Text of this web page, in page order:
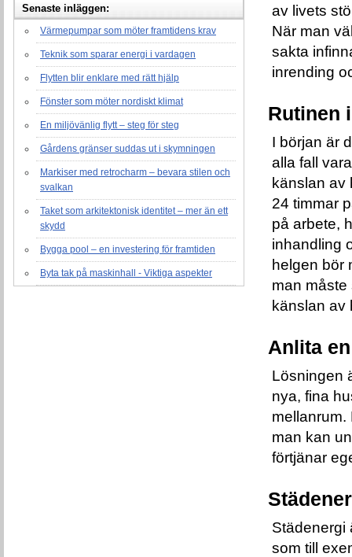
Senaste inläggen:
Värmepumpar som möter framtidens krav
Teknik som sparar energi i vardagen
Flytten blir enklare med rätt hjälp
Fönster som möter nordiskt klimat
En miljövänlig flytt – steg för steg
Gårdens gränser suddas ut i skymningen
Markiser med retrocharm – bevara stilen och
svalkan
Taket som arkitektonisk identitet – mer än ett
skydd
Bygga pool – en investering för framtiden
Byta tak på maskinhall - Viktiga aspekter
av livets
När man
sakta
inrending
Rutinen
I början är
alla fall
känslan av
24 timmar
på arbete,
inhandling
helgen bör
man måste
känslan av
Anlita
Lösningen
nya, fina
mellanrum.
man kan
förtjänar
Städenergi
som till